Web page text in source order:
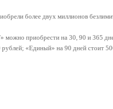
более двух миллионов
приобрести на 30, 90 и 365
рублей; «Единый» на 90 дней стоит